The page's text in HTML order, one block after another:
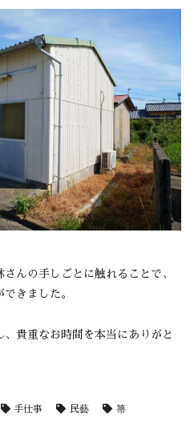
んの手しごとに触れることで、
きました。
貴重なお時間を本当にありがと
手仕事 民藝 箒